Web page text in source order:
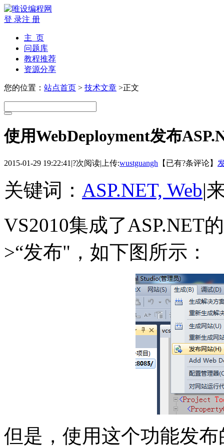
登 录注 册
主 页
问题库
教程推荐
资源分享
您的位置： 站点首页 > 技术文章 >正文
使用WebDeployment发布
2015-01-29 19:22:41 |?次阅读| 上传:wustguangh 【已有?条评论】
关键词： ASP.NET, Web|
VS2010集成了ASP.NET
>“发布"，如下图所示：
但是，使用这个功能发布